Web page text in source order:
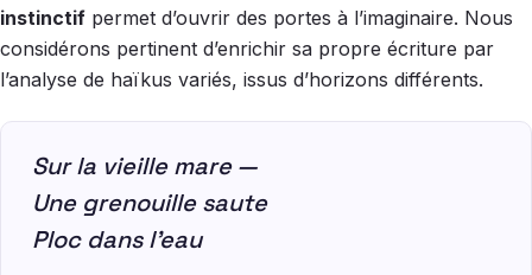
instinctif permet d’ouvrir des portes à l’imaginaire. Nous
considérons pertinent d’enrichir sa propre écriture par
l’analyse de haïkus variés, issus d’horizons différents.
Sur la vieille mare —
Une grenouille saute
Ploc dans l’eau